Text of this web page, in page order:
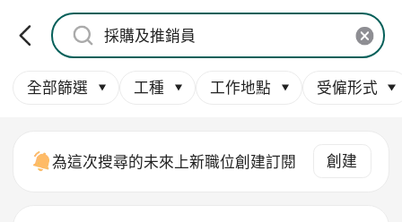
全部篩選 工種 工作地點 受僱形式
為這次搜尋的未來上新職位創建訂閱 創建